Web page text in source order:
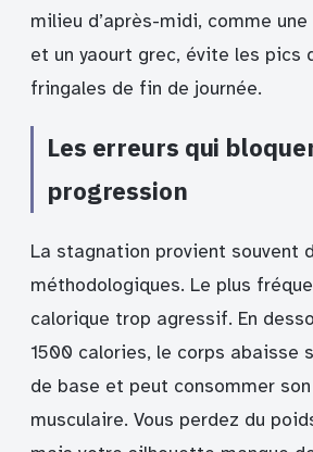
milieu d’après-midi, comme
et un yaourt grec, évite les pics
fringales de fin de journée.
Les erreurs qui
progression
La stagnation provient souvent
méthodologiques. Le plus
calorique trop agressif. En
1500 calories, le corps abaisse
de base et peut consommer
musculaire. Vous perdez du